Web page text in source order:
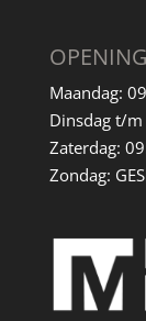
Maandag: 09
Dinsdag t/
Zaterdag:
Zondag: